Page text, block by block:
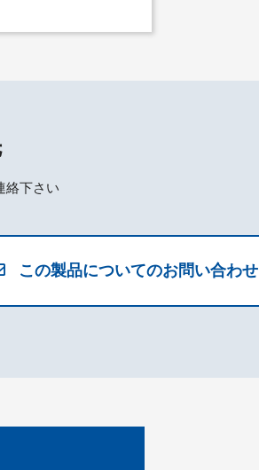
絡下さい
この製品についてのお問い合わせ